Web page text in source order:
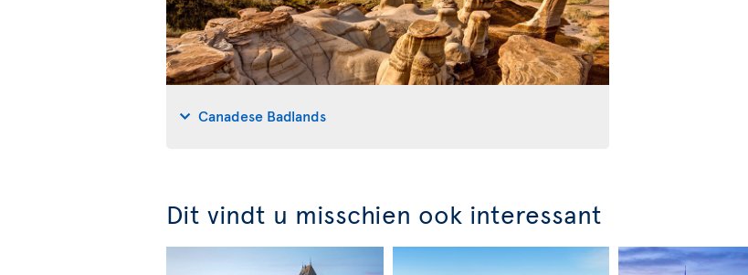
Canadese Badlands
Dit vindt u misschien ook interessant